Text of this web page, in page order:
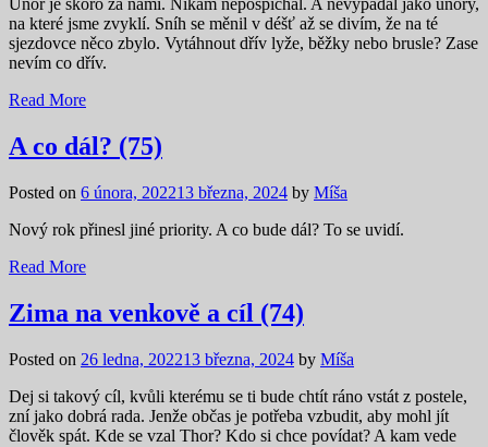
Únor je skoro za námi. Nikam nepospíchal. A nevypadal jako únory,
na které jsme zvyklí. Sníh se měnil v déšť až se divím, že na té
sjezdovce něco zbylo. Vytáhnout dřív lyže, běžky nebo brusle? Zase
nevím co dřív.
Read More
A co dál? (75)
Posted on 6 února, 202213 března, 2024 by Míša
Nový rok přinesl jiné priority. A co bude dál? To se uvidí.
Read More
Zima na venkově a cíl (74)
Posted on 26 ledna, 202213 března, 2024 by Míša
Dej si takový cíl, kvůli kterému se ti bude chtít ráno vstát z postele,
zní jako dobrá rada. Jenže občas je potřeba vzbudit, aby mohl jít
člověk spát. Kde se vzal Thor? Kdo si chce povídat? A kam vede